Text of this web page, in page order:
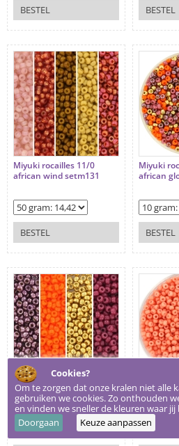
BESTEL BESTEL
Miyuki rocailles 11/0
african wind setm131
BESTEL
Miyuki
african
BESTEL
Miyuki rocailles 11/0
african glow setm136
Miyuki
duracoat
salmon
Cookies?
Om te zorgen dat onze kralen niet alle
gebruiken we cookies. Zo onthouden
en vinden we sneller de kleuren waar
Doorgaan
Keuze aanpassen